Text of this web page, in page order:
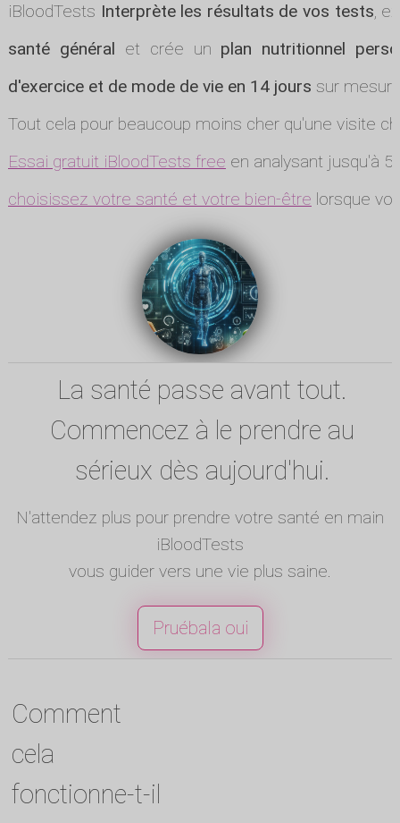
iBloodTests Interprète les résultats de vos tests,
santé général et crée un plan nutritionnel
d'exercice et de mode de vie en 14 jours sur
Tout cela pour beaucoup moins cher qu'une visite
Essai gratuit iBloodTests free en analysant jusqu'à
choisissez votre santé et votre bien-être lorsque
La santé passe avant tout.
Commencez à le prendre au
sérieux dès aujourd'hui.
N'attendez plus pour prendre votre santé en main
iBloodTests
vous guider vers une vie plus saine.
Pruébala oui
Comment
cela
fonctionne-t-il